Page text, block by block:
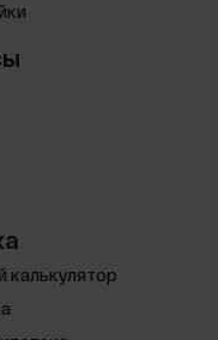
калькулятор